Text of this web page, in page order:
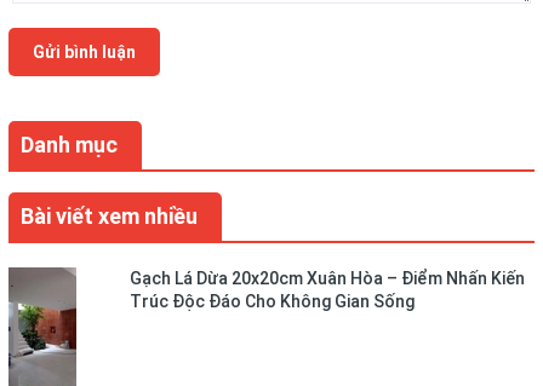
Danh mục
Bài viết xem nhiều
Gạch Lá Dừa 20x20cm Xuân Hòa – Điểm Nhấn Kiến
Trúc Độc Đáo Cho Không Gian Sống
Gửi bình luận